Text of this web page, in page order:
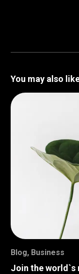
You may also
Blog, Business
Join the